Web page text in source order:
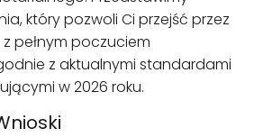
który pozwoli Ci przejść przez
pełnym poczuciem
z aktualnymi standardami
w 2026 roku.